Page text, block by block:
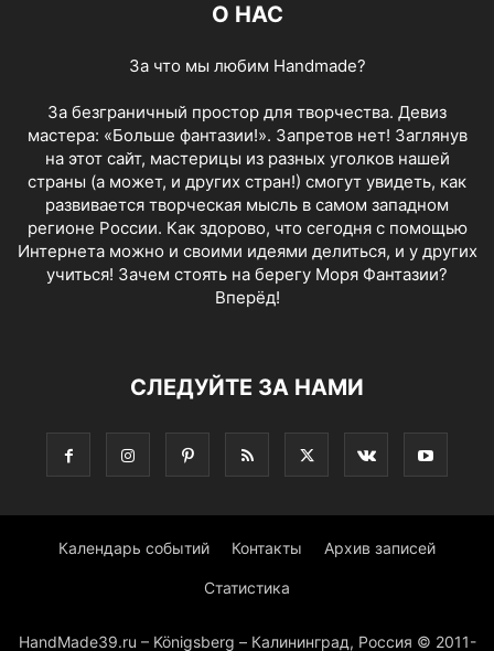
О НАС
За что мы любим Handmade?
За безграничный простор для творчества. Девиз
мастера: «Больше фантазии!». Запретов нет! Заглянув
на этот сайт, мастерицы из разных уголков нашей
страны (а может, и других стран!) смогут увидеть, как
развивается творческая мысль в самом западном
регионе России. Как здорово, что сегодня с помощью
Интернета можно и своими идеями делиться, и у других
учиться! Зачем стоять на берегу Моря Фантазии?
Вперёд!
СЛЕДУЙТЕ ЗА НАМИ
Календарь событий Контакты Архив записей
Статистика
HandMade39.ru – Königsberg – Калининград, Россия © 2011-